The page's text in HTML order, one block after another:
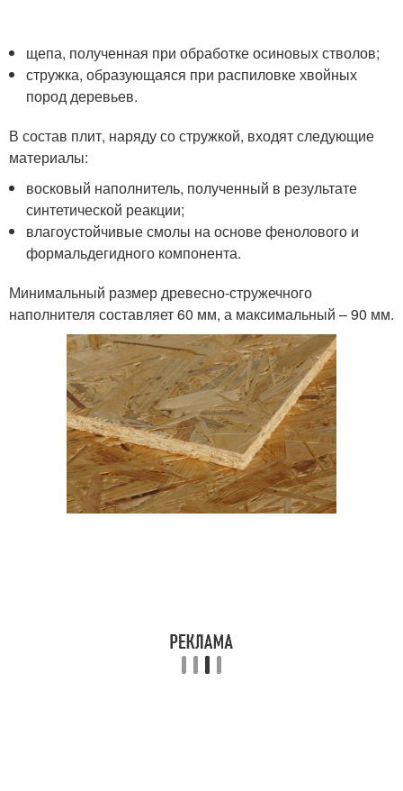
щепа, полученная при обработке осиновых стволов;
стружка, образующаяся при распиловке хвойных
пород деревьев.
В состав плит, наряду со стружкой, входят следующие
материалы:
восковый наполнитель, полученный в результате
синтетической реакции;
влагоустойчивые смолы на основе фенолового и
формальдегидного компонента.
Минимальный размер древесно-стружечного
наполнителя составляет 60 мм, а максимальный – 90 мм.